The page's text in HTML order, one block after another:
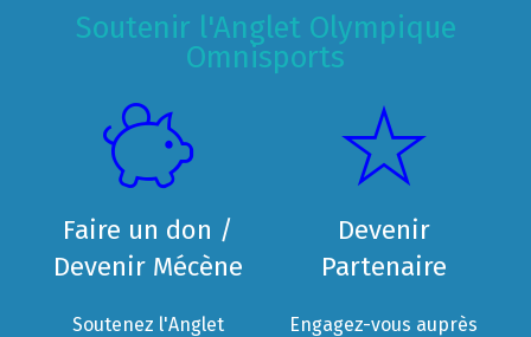
Soutenir l'Anglet Olympique
Omnisports
Faire un don /
Devenir Mécène
Soutenez l'Anglet
Devenir
Partenaire
Engagez-vous auprès